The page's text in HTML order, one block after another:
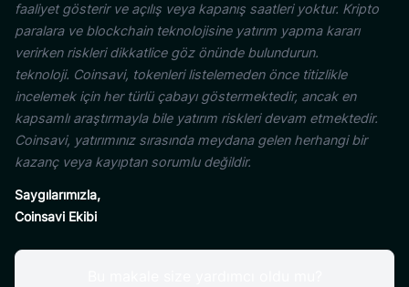
faaliyet gösterir ve açılış veya kapanış saatleri yoktur. Kripto
paralara ve blockchain teknolojisine yatırım yapma kararı
verirken riskleri dikkatlice göz önünde bulundurun.
teknoloji. Coinsavi, tokenleri listelemeden önce titizlikle
incelemek için her türlü çabayı göstermektedir, ancak en
kapsamlı araştırmayla bile yatırım riskleri devam etmektedir.
Coinsavi, yatırımınız sırasında meydana gelen herhangi bir
kazanç veya kayıptan sorumlu değildir.
Saygılarımızla,
Coinsavi Ekibi